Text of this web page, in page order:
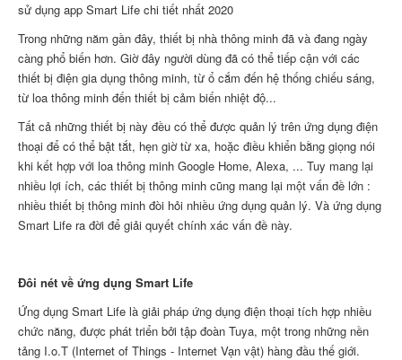
sử dụng app Smart Life chi tiết nhất 2020
Trong những năm gần đây, thiết bị nhà thông minh đã và đang ngày
càng phổ biến hơn. Giờ đây người dùng đã có thể tiếp cận với các
thiết bị điện gia dụng thông minh, từ ổ cắm đến hệ thống chiếu sáng,
từ loa thông minh đến thiết bị cảm biến nhiệt độ...
Tất cả những thiết bị này đều có thể được quản lý trên ứng dụng điện
thoại để có thể bật tắt, hẹn giờ từ xa, hoặc điều khiển bằng giọng nói
khi kết hợp với loa thông minh Google Home, Alexa, ... Tuy mang lại
nhiều lợi ích, các thiết bị thông minh cũng mang lại một vấn đề lớn :
nhiều thiết bị thông minh đòi hỏi nhiều ứng dụng quản lý. Và ứng dụng
Smart Life ra đời để giải quyết chính xác vấn đề này.
Đôi nét về ứng dụng Smart Life
Ứng dụng Smart Life là giải pháp ứng dụng điện thoại tích hợp nhiều
chức năng, được phát triển bởi tập đoàn Tuya, một trong những nền
tảng I.o.T (Internet of Things - Internet Vạn vật) hàng đầu thế giới.